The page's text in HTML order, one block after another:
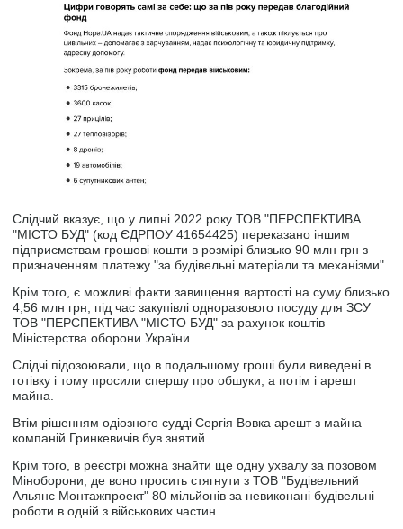
Слідчий вказує, що у липні 2022 року ТОВ "ПЕРСПЕКТИВА
"МІСТО БУД" (код ЄДРПОУ 41654425) переказано іншим
підприємствам грошові кошти в розмірі близько 90 млн грн з
призначенням платежу "за будівельні матеріали та механізми".
Крім того, є можливі факти завищення вартості на суму близько
4,56 млн грн, під час закупівлі одноразового посуду для ЗСУ
ТОВ "ПЕРСПЕКТИВА "МІСТО БУД" за рахунок коштів
Міністерства оборони України.
Слідчі підозоювали, що в подальшому гроші були виведені в
готівку і тому просили спершу про обшуки, а потім і арешт
майна.
Втім рішенням одіозного судді Сергія Вовка арешт з майна
компаній Гринкевичів був знятий.
Крім того, в реєстрі можна знайти ще одну ухвалу за позовом
Міноборони, де воно просить стягнути з ТОВ "Будівельний
Альянс Монтажпроект" 80 мільйонів за невиконані будівельні
роботи в одній з військових частин.